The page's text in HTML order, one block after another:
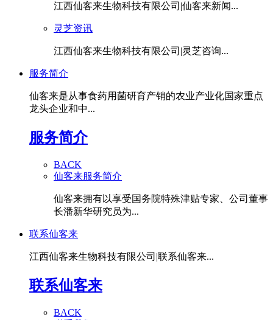
江西仙客来生物科技有限公司|仙客来新闻...
灵芝资讯
江西仙客来生物科技有限公司|灵芝咨询...
服务简介
仙客来是从事食药用菌研育产销的农业产业化国家重点
龙头企业和中...
服务简介
BACK
仙客来服务简介
仙客来拥有以享受国务院特殊津贴专家、公司董事
长潘新华研究员为...
联系仙客来
江西仙客来生物科技有限公司|联系仙客来...
联系仙客来
BACK